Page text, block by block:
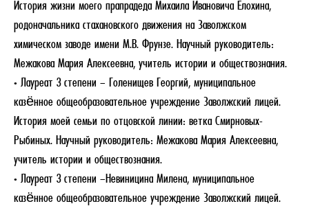
История жизни моего прапрадеда Михаила Ивановича Елохина,
родоначальника стахановского движения на Заволжском
химическом заводе имени М.В. Фрунзе. Научный руководитель:
Межакова Мария Алексеевна, учитель истории и обществознания.
• Лауреат 3 степени – Голенищев Георгий, муниципальное
казённое общеобразовательное учреждение Заволжский лицей.
История моей семьи по отцовской линии: ветка Смирновых-
Рыбиных. Научный руководитель: Межакова Мария Алексеевна,
учитель истории и обществознания.
• Лауреат 3 степени –Невиницина Милена, муниципальное
казённое общеобразовательное учреждение Заволжский лицей.